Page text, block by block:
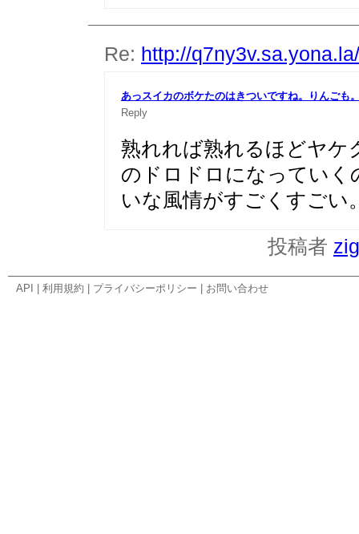
Re: http://
あっスイカのボケたのはきついですね。りんごも
Reply
熟れれば熟れるほどヤケ
のドロドロになっていく
いな風情がすごくすごい
投稿者
API 利用規約 プライバシーポリシー お問い合わせ